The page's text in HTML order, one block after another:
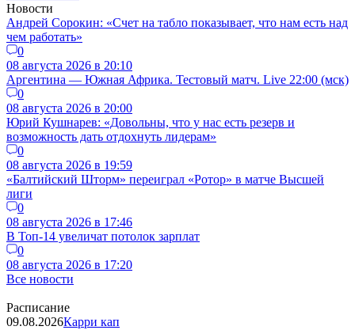
Новости
Андрей Сорокин: «Счет на табло показывает, что нам есть над
чем работать»
0
08 августа 2026 в 20:10
Аргентина — Южная Африка. Тестовый матч. Live 22:00 (мск)
0
08 августа 2026 в 20:00
Юрий Кушнарев: «Довольны, что у нас есть резерв и
возможность дать отдохнуть лидерам»
0
08 августа 2026 в 19:59
«Балтийский Шторм» переиграл «Ротор» в матче Высшей
лиги
0
08 августа 2026 в 17:46
В Топ-14 увеличат потолок зарплат
0
08 августа 2026 в 17:20
Все новости
Расписание
09.08.2026Карри кап